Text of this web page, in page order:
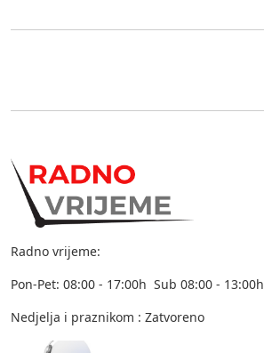
Radno vrijeme:
Pon-Pet: 08:00 - 17:00h Sub 08:00 - 13:00h
Nedjelja i praznikom : Zatvoreno